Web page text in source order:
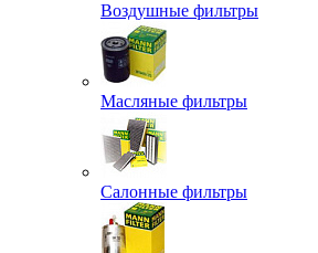
Воздушные фильтры
Масляные фильтры
Салонные фильтры